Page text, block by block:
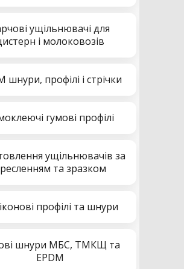
ущільнювачі для
і молоковозів
шнури, профілі і стрічки
гумові профілі
ущільнювачів за
та зразком
профілі та шнури
шнури МБС, ТМКЩ та
EPDM